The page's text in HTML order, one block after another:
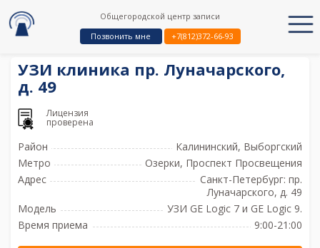
Общегородской центр записи
Позвонить мне
+7(812)372-66-93
УЗИ клиника пр. Луначарского,
д. 49
Лицензия
проверена
Район
Калининский, Выборгский
Метро
Озерки, Проспект Просвещения
Адрес
Санкт-Петербург: пр.
Луначарского, д. 49
Модель
УЗИ GE Logic 7 и GE Logic 9.
Время приема
9:00-21:00